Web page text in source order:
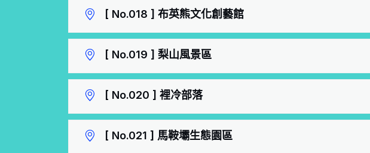
[ No.018 ] 布英熊文化創藝館
[ No.019 ] 梨山風景區
[ No.020 ] 裡冷部落
[ No.021 ] 馬鞍壩生態園區